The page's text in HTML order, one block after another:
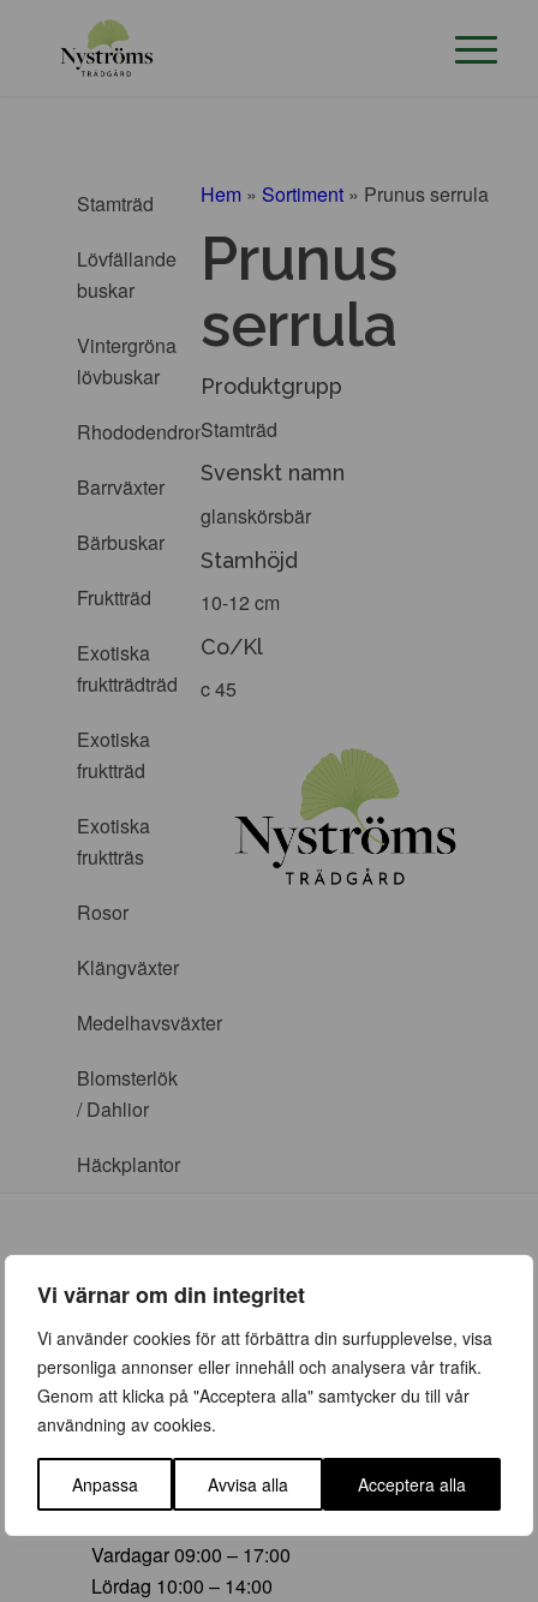
Vi värnar om din integritet
Vi använder cookies för att förbättra din surfupplevelse, visa
personliga annonser eller innehåll och analysera vår trafik.
Genom att klicka på "Acceptera alla" samtycker du till vår
användning av cookies.
Anpassa Avvisa alla Acceptera alla
Stamträd
Lövfällande
buskar
Vintergröna
lövbuskar
Rhododendron
Barrväxter
Bärbuskar
Fruktträd
Exotiska
fruktträdträd
Exotiska
fruktträd
Exotiska
fruktträs
Rosor
Klängväxter
Medelhavsväxter
Blomsterlök
/ Dahlior
Häckplantor
Hem » Sortiment » Prunus serrula
Prunus
serrula
Produktgrupp
Stamträd
Svenskt namn
glanskörsbär
Stamhöjd
10-12 cm
Co/Kl
c 45
ÖPPETTIDER
Vår (23 mars – 28 juni)
Vardagar 09:00 – 19:00
Lördag 10:00 – 16:00
Söndag/helgdag 10:00 – 16:00
Vardagar 09:00 – 17:00
Lördag 10:00 – 14:00